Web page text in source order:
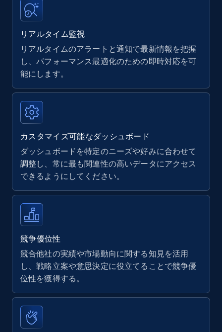
more.
35.3K+ 5.7K+
URL, Product name, Product rating, Product
rating object, Product rating max, Rating,
Author name, Asin, and more.
7.4K+ 872+ 今すぐ始める
Walmart - products
URL, Final price, Sku, Currency, Gtin,
Specifications, Image urls, Top reviews, and
more.
5.6K+ 877+ 今すぐ始める
Walmart - products - Find new products by
using specific category URL
リアルタイム監視
リアルタイムのアラートと通知で最新情報を把握
し、パフォーマンス最適化のための即時対応を可
能にします。
カスタマイズ可能なダッシュボード
ダッシュボードを特定のニーズや好みに合わせて
調整し、常に最も関連性の高いデータにアクセス
できるようにしてください。
競争優位性
競合他社の実績や市場動向に関する知見を活用
し、戦略立案や意思決定に役立てることで競争優
位性を獲得する。